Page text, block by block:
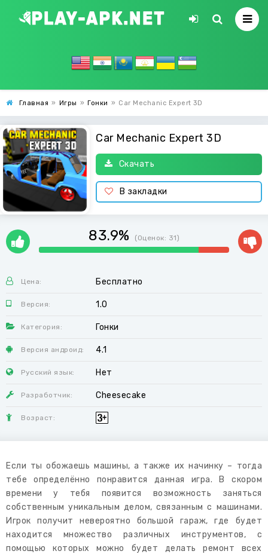
Главная » Игры » Гонки » Car Mechanic Expert 3D
Car Mechanic Expert 3D
Скачать
В закладки
83.9% (Оценок: 31)
Цена: Бесплатно
Версия: 1.0
Категория: Гонки
Версия андроид: 4.1
Русский язык: Нет
Разработчик: Cheesecake
Возраст:
Если ты обожаешь машины, а также их начинку – тогда
тебе определённо понравится данная игра. В скором
времени у тебя появится возможность заняться
собственным уникальным делом, связанным с машинами.
Игрок получит невероятно большой гараж, где будет
находится множество различных инструментов, с
помощью которых можно будет делать ремонт всех